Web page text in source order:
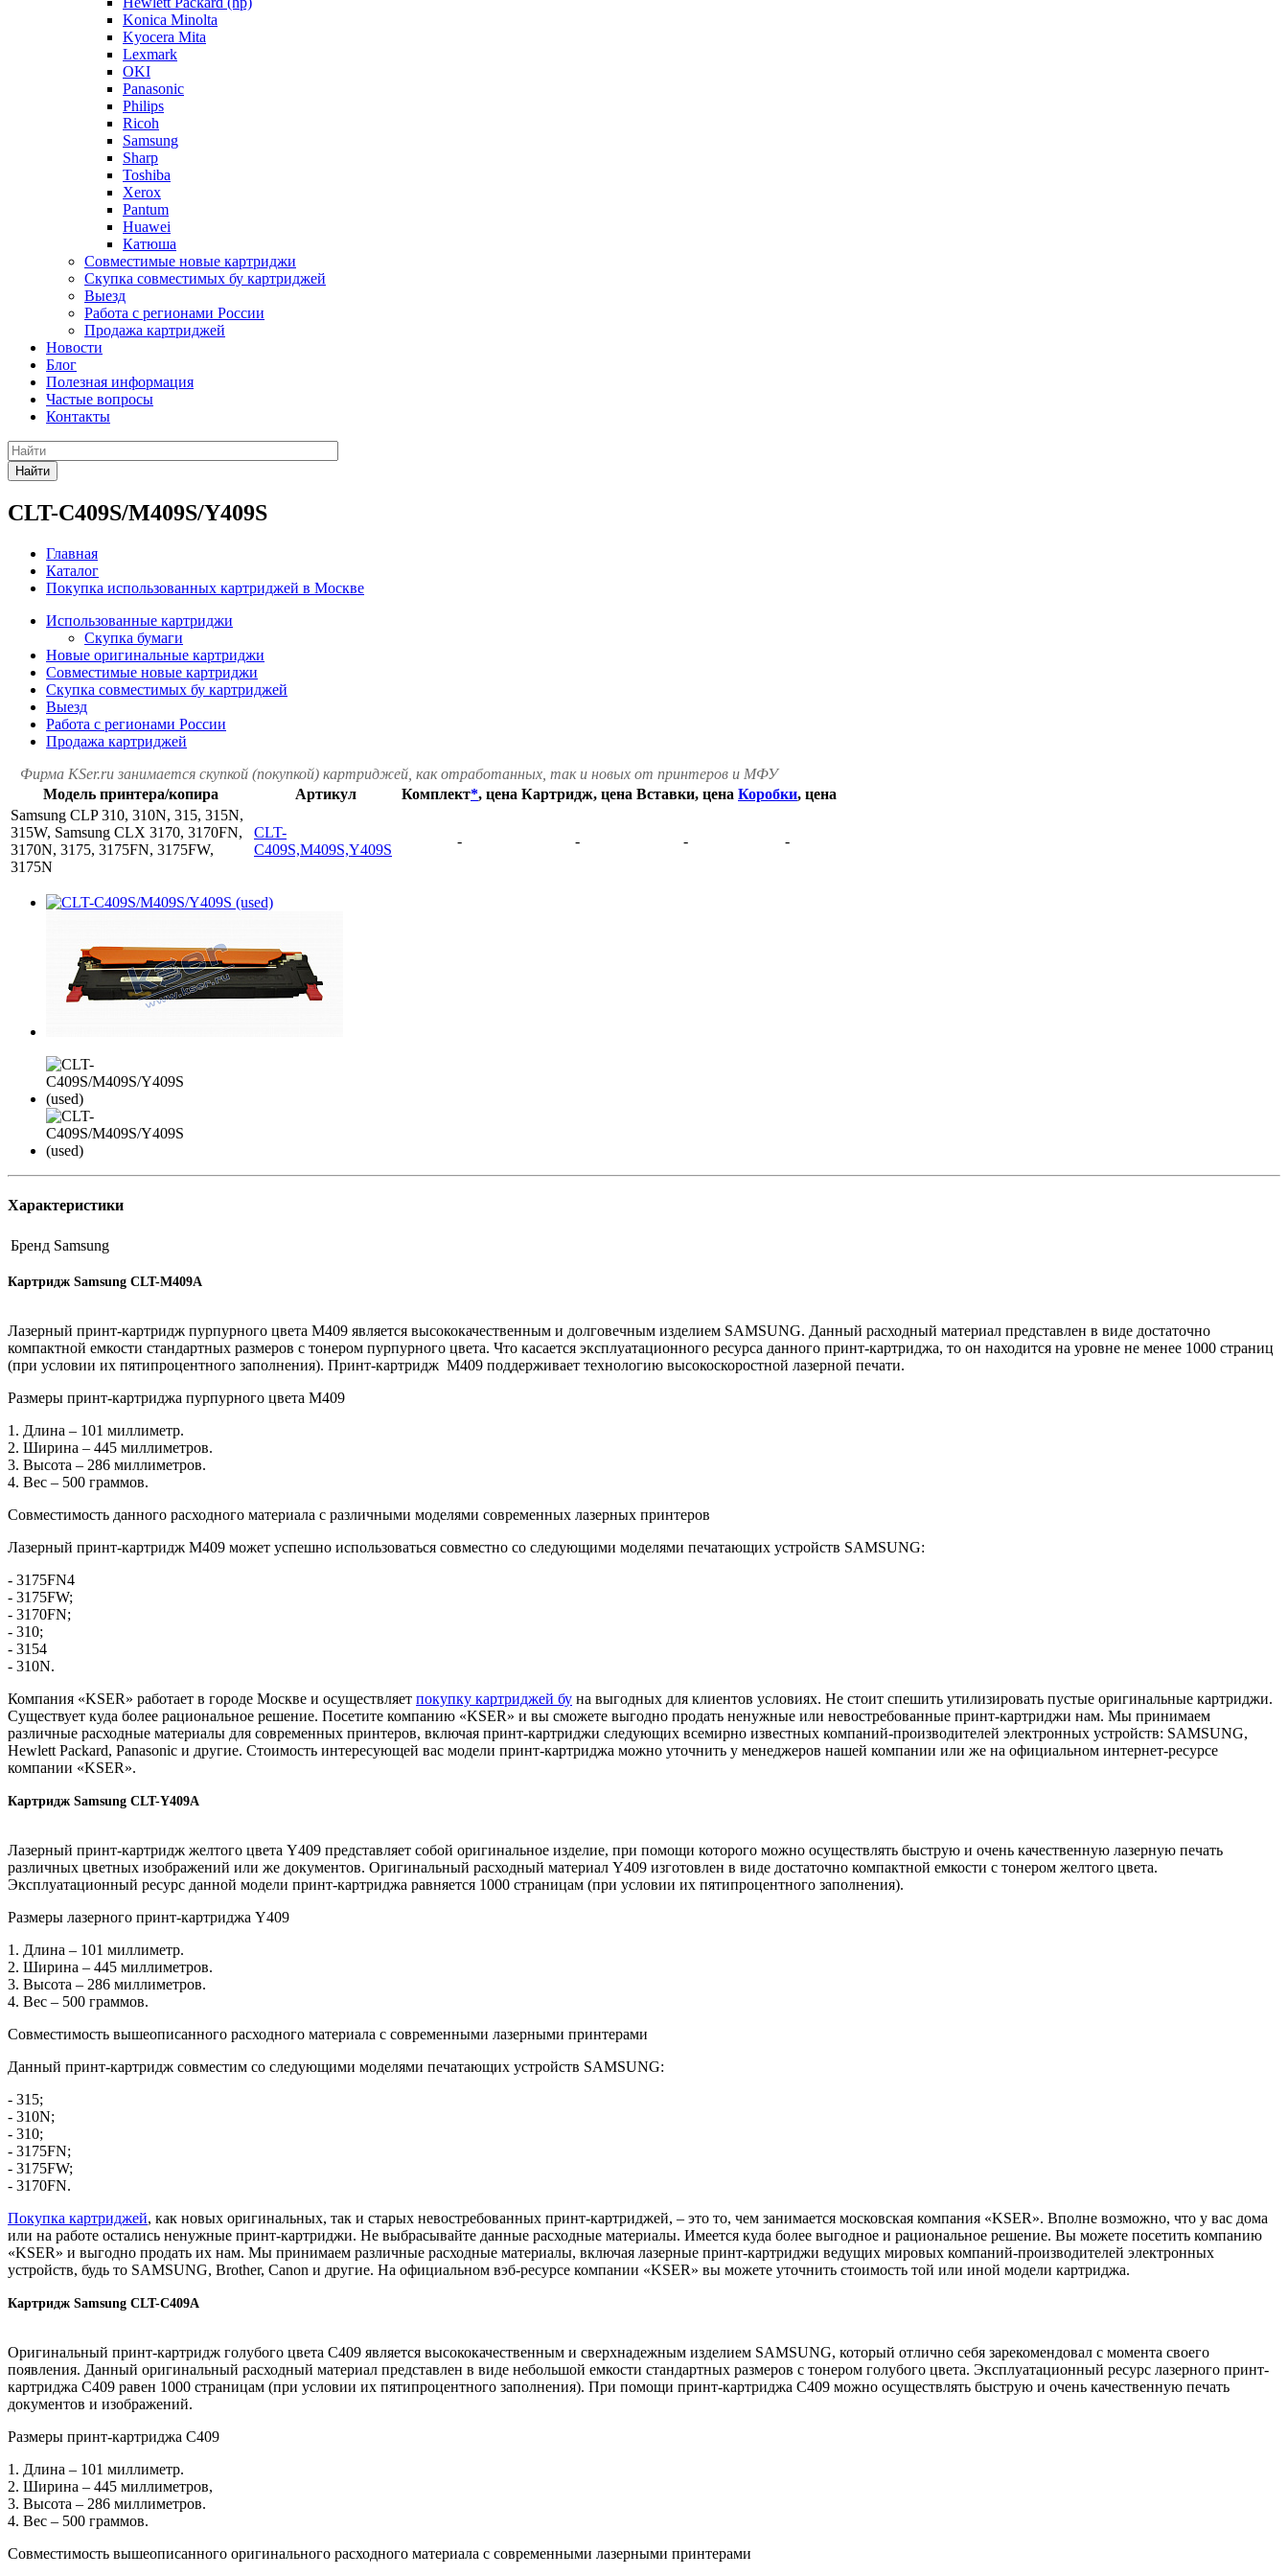
Konica Minolta
Kyocera Mita
Lexmark
OKI
Panasonic
Philips
Ricoh
Samsung
Sharp
Toshiba
Xerox
Pantum
Huawei
Катюша
Совместимые новые картриджи
Скупка совместимых бу картриджей
Выезд
Работа с регионами России
Продажа картриджей
Новости
Блог
Полезная информация
Частые вопросы
Контакты
Найти
CLT-C409S/M409S/Y409S
Главная
Каталог
Покупка использованных картриджей в Москве
Использованные картриджи
Скупка бумаги
Новые оригинальные картриджи
Совместимые новые картриджи
Скупка совместимых бу картриджей
Выезд
Работа с регионами России
Продажа картриджей
Фирма KSer.ru занимается скупкой (покупкой) картриджей, как отработанных, так и новых от принтеров и МФУ
Модель принтера/копира
Артикул Комплект*, цена Картридж, цена Вставки, цена Коробки, цена
Samsung CLP 310, 310N, 315, 315N,
315W, Samsung CLX 3170, 3170FN,
3170N, 3175, 3175FN, 3175FW,
3175N
CLT-
C409S,M409S,Y409S
- - - -
Характеристики
Бренд Samsung
Картридж Samsung CLT-M409A
Лазерный принт-картридж пурпурного цвета M409 является высококачественным и долговечным изделием SAMSUNG. Данный расходный материал представлен в виде достаточно
компактной емкости стандартных размеров с тонером пурпурного цвета. Что касается эксплуатационного ресурса данного принт-картриджа, то он находится на уровне не менее 1000 страниц
(при условии их пятипроцентного заполнения). Принт-картридж M409 поддерживает технологию высокоскоростной лазерной печати.
Размеры принт-картриджа пурпурного цвета M409
1. Длина – 101 миллиметр.
2. Ширина – 445 миллиметров.
3. Высота – 286 миллиметров.
4. Вес – 500 граммов.
Совместимость данного расходного материала с различными моделями современных лазерных принтеров
Лазерный принт-картридж M409 может успешно использоваться совместно со следующими моделями печатающих устройств SAMSUNG:
- 3175FN4
- 3175FW;
- 3170FN;
- 310;
- 3154
- 310N.
Компания «KSER» работает в городе Москве и осуществляет покупку картриджей бу на выгодных для клиентов условиях. Не стоит спешить утилизировать пустые оригинальные картриджи.
Существует куда более рациональное решение. Посетите компанию «KSER» и вы сможете выгодно продать ненужные или невостребованные принт-картриджи нам. Мы принимаем
различные расходные материалы для современных принтеров, включая принт-картриджи следующих всемирно известных компаний-производителей электронных устройств: SAMSUNG,
Hewlett Packard, Panasonic и другие. Стоимость интересующей вас модели принт-картриджа можно уточнить у менеджеров нашей компании или же на официальном интернет-ресурсе
компании «KSER».
Картридж Samsung CLT-Y409A
Лазерный принт-картридж желтого цвета Y409 представляет собой оригинальное изделие, при помощи которого можно осуществлять быструю и очень качественную лазерную печать
различных цветных изображений или же документов. Оригинальный расходный материал Y409 изготовлен в виде достаточно компактной емкости с тонером желтого цвета.
Эксплуатационный ресурс данной модели принт-картриджа равняется 1000 страницам (при условии их пятипроцентного заполнения).
Размеры лазерного принт-картриджа Y409
1. Длина – 101 миллиметр.
2. Ширина – 445 миллиметров.
3. Высота – 286 миллиметров.
4. Вес – 500 граммов.
Совместимость вышеописанного расходного материала с современными лазерными принтерами
Данный принт-картридж совместим со следующими моделями печатающих устройств SAMSUNG:
- 315;
- 310N;
- 310;
- 3175FN;
- 3175FW;
- 3170FN.
Покупка картриджей, как новых оригинальных, так и старых невостребованных принт-картриджей, – это то, чем занимается московская компания «KSER». Вполне возможно, что у вас дома
или на работе остались ненужные принт-картриджи. Не выбрасывайте данные расходные материалы. Имеется куда более выгодное и рациональное решение. Вы можете посетить компанию
«KSER» и выгодно продать их нам. Мы принимаем различные расходные материалы, включая лазерные принт-картриджи ведущих мировых компаний-производителей электронных
устройств, будь то SAMSUNG, Brother, Canon и другие. На официальном вэб-ресурсе компании «KSER» вы можете уточнить стоимость той или иной модели картриджа.
Картридж Samsung CLT-C409A
Оригинальный принт-картридж голубого цвета C409 является высококачественным и сверхнадежным изделием SAMSUNG, который отлично себя зарекомендовал с момента своего
появления. Данный оригинальный расходный материал представлен в виде небольшой емкости стандартных размеров с тонером голубого цвета. Эксплуатационный ресурс лазерного принт-
картриджа C409 равен 1000 страницам (при условии их пятипроцентного заполнения). При помощи принт-картриджа C409 можно осуществлять быструю и очень качественную печать
документов и изображений.
Размеры принт-картриджа C409
1. Длина – 101 миллиметр.
2. Ширина – 445 миллиметров,
3. Высота – 286 миллиметров.
4. Вес – 500 граммов.
Совместимость вышеописанного оригинального расходного материала с современными лазерными принтерами